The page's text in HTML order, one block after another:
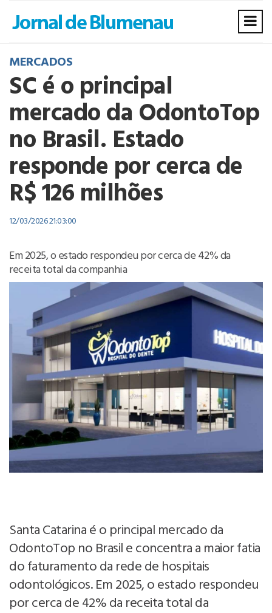
MERCADOS
SC é o principal
mercado da OdontoTop
no Brasil. Estado
responde por cerca de
R$ 126 milhões
12/03/2026 21:03:00
Em 2025, o estado respondeu por cerca de 42% da
receita total da companhia
Santa Catarina é o principal mercado da
OdontoTop no Brasil e concentra a maior fatia
do faturamento da rede de hospitais
odontológicos. Em 2025, o estado respondeu
por cerca de 42% da receita total da